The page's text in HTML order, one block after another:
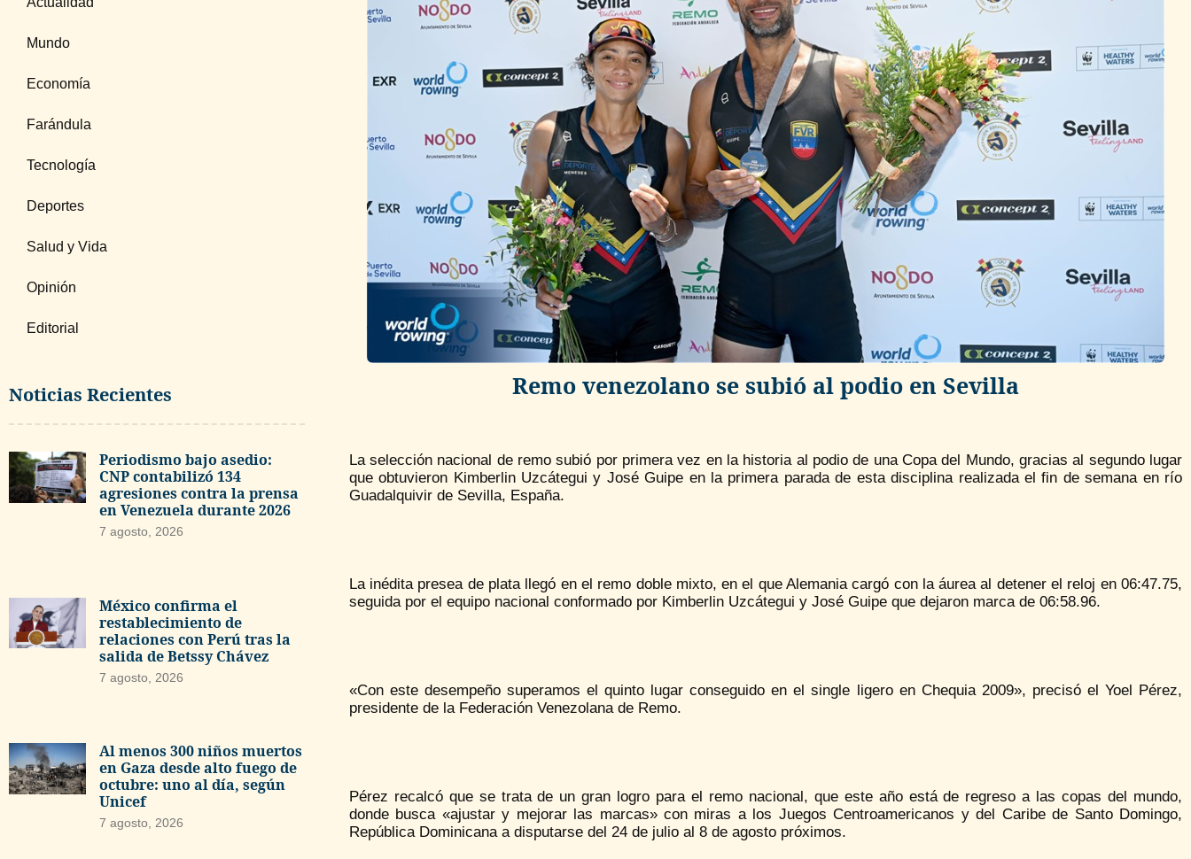
Mundo
Economía
Farándula
Tecnología
Deportes
Salud y Vida
Opinión
Editorial
Noticias Recientes
Periodismo bajo asedio:
CNP contabilizó 134
agresiones contra la prensa
en Venezuela durante 2026
7 agosto, 2026
México confirma el
restablecimiento de
relaciones con Perú tras la
salida de Betssy Chávez
7 agosto, 2026
Al menos 300 niños muertos
en Gaza desde alto fuego de
octubre: uno al día, según
Unicef
7 agosto, 2026
Remo venezolano se subió al podio en Sevilla
La selección nacional de remo subió por primera vez en la historia al podio de una Copa del Mundo, gracias al segundo lugar
que obtuvieron Kimberlin Uzcátegui y José Guipe en la primera parada de esta disciplina realizada el fin de semana en río
Guadalquivir de Sevilla, España.
La inédita presea de plata llegó en el remo doble mixto, en el que Alemania cargó con la áurea al detener el reloj en 06:47.75,
seguida por el equipo nacional conformado por Kimberlin Uzcátegui y José Guipe que dejaron marca de 06:58.96.
«Con este desempeño superamos el quinto lugar conseguido en el single ligero en Chequia 2009», precisó el Yoel Pérez,
presidente de la Federación Venezolana de Remo.
Pérez recalcó que se trata de un gran logro para el remo nacional, que este año está de regreso a las copas del mundo,
donde busca «ajustar y mejorar las marcas» con miras a los Juegos Centroamericanos y del Caribe de Santo Domingo,
República Dominicana a disputarse del 24 de julio al 8 de agosto próximos.